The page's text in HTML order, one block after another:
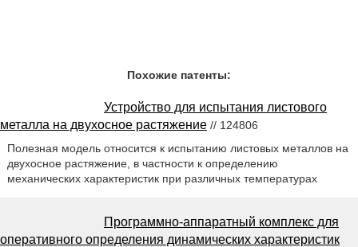
Похожие патенты:
Устройство для испытания листового
металла на двухосное растяжение // 124806
Полезная модель относится к испытанию листовых металлов на
двухосное растяжение, в частности к определению
механических характеристик при различных температурах
Программно-аппаратный комплекс для
оперативного определения динамических характеристик